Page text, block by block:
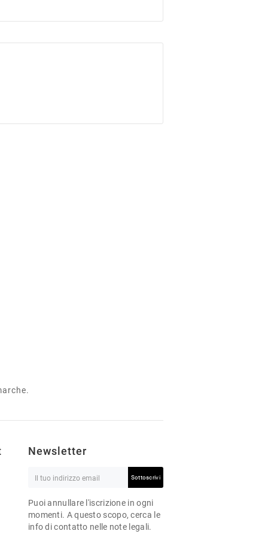
Newsletter
Sottoscrivi
Puoi annullare l'iscrizione in ogni
momenti. A questo scopo, cerca le
info di contatto nelle note legali.